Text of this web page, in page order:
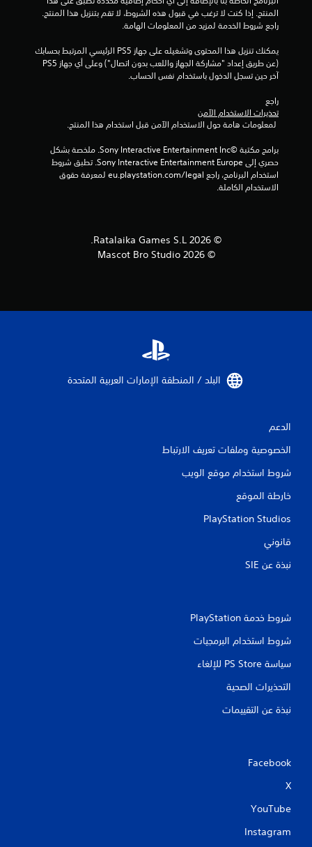
راجع شروط الخدمة لمزيد من المعلومات الهامة.
آخر حين تسجل الدخول باستخدام نفس الحساب.
راجع
تحذيرات الاستخدام الآمن
الاستخدام الكاملة.
© 2026 Ratalaika Games S.L.
© 2026 Mascot Bro Studio
البلد / المنطقة الإمارات العربية المتحدة‏
الدعم
الخصوصية وملفات تعريف الارتباط
شروط استخدام موقع الويب
خارطة الموقع
PlayStation Studios
قانوني
نبذة عن SIE‏
شروط خدمة PlayStation‏
شروط استخدام البرمجيات
سياسة PS Store للإلغاء
التحذيرات الصحية
نبذة عن التقييمات
Facebook
X
YouTube
Instagram